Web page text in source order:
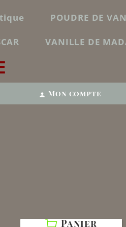
POUDRE DE
VANILLE DE
person Mon compte
Panier